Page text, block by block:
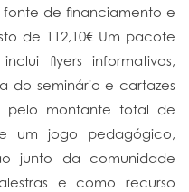
de financiamento e
de 112,10€ Um pacote
flyers informativos,
do seminário e cartazes
pelo montante total de
um jogo pedagógico,
junto da comunidade
e como recurso